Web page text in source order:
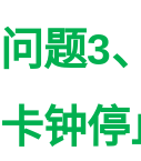
问题3
卡钟停